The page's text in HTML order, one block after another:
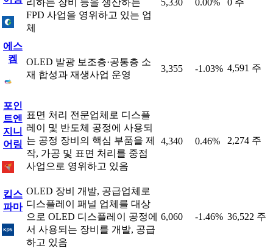
리하는 장비 등을 생산하는
FPD 사업을 영위하고 있는 업
체
5,330 0.00% 0 주
에스
켐
OLED 발광 보조층·공통층 소
재 합성과 재생사업 운영
3,355 -1.03% 4,591 주
포인
트엔
지니
어링
표면 처리 전문업체로 디스플
레이 및 반도체 공정에 사용되
는 공정 장비의 핵심 부품을 제
작, 가공 및 표면 처리를 중점
사업으로 영위하고 있음
4,340 0.46% 2,274 주
킵스
파마
OLED 장비 개발, 공급업체로
디스플레이 패널 업체를 대상
으로 OLED 디스플레이 공정에
서 사용되는 장비를 개발, 공급
하고 있음
6,060 -1.46% 36,522 주